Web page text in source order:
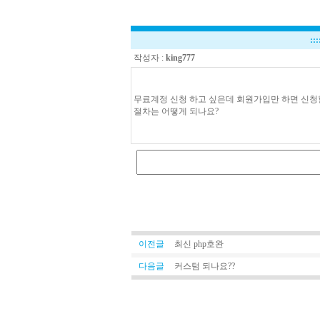
작성자 : king777
무료계정 신청 하고 싶은데 회원가입만 하면 신청
절차는 어떻게 되나요?
이전글 최신 php호완
다음글 커스텀 되나요??